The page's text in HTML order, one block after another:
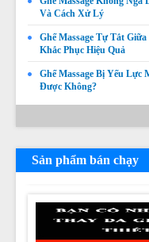
Và Cách Xử Lý
Ghế Massage Tự Tắt
Khắc Phục Hiệu Quả
Ghế Massage Bị Yếu Lực
Được Không?
Sản phẩm bán chạy
Huyện Hàm Tân